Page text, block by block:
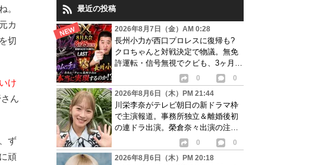
。
カ
切
け
ん
ず
頑
最近の投稿
2026年8月7日（金）AM 0:28
長州小力が西口プロレスに復帰も?
クロちゃんと対戦決定で物議。無免
許運転・信号無視でクビも、3ヶ月で
0
0
2026年8月6日（木）PM 21:44
川栄李奈がテレビ朝日の新ドラマ枠
で主演報道。事務所独立＆離婚後初
の連ドラ出演。榮倉奈々出演の注目
0
0
2026年8月6日（木）PM 20:18